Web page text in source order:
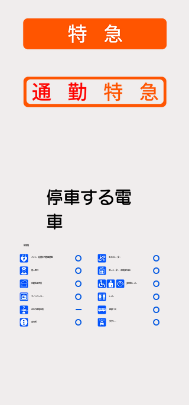
停車する電
車
駅情報
ＡＥＤ（自動体外除細動器）
有人窓口
定期券発売所
エスカレーター
エレベーター（車椅子対応）
多目的トイレ
〇
〇
〇
〇
〇
〇
コインロッカー トイレ
〇 〇
お忘れ物取扱所 ー
案内所 〇 タクシー 〇
路線バス 〇